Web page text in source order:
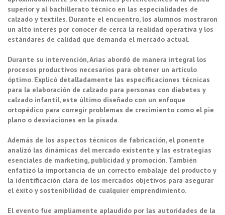
superior y al bachillerato técnico en las especialidades de
calzado y textiles. Durante el encuentro, los alumnos mostraron
un alto interés por conocer de cerca la realidad operativa y los
estándares de calidad que demanda el mercado actual.
Durante su intervención, Arias abordó de manera integral los
procesos productivos necesarios para obtener un artículo
óptimo. Explicó detalladamente las especificaciones técnicas
para la elaboración de calzado para personas con diabetes y
calzado infantil, este último diseñado con un enfoque
ortopédico para corregir problemas de crecimiento como el pie
plano o desviaciones en la pisada.
Además de los aspectos técnicos de fabricación, el ponente
analizó las dinámicas del mercado existente y las estrategias
esenciales de marketing, publicidad y promoción. También
enfatizó la importancia de un correcto embalaje del producto y
la identificación clara de los mercados objetivos para asegurar
el éxito y sostenibilidad de cualquier emprendimiento.
El evento fue ampliamente aplaudido por las autoridades de la